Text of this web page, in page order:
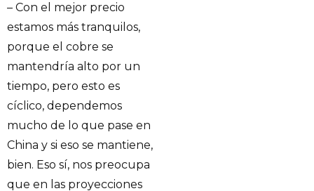
– Con el mejor precio
estamos más tranquilos,
porque el cobre se
mantendría alto por un
tiempo, pero esto es
cíclico, dependemos
mucho de lo que pase en
China y si eso se mantiene,
bien. Eso sí, nos preocupa
que en las proyecciones